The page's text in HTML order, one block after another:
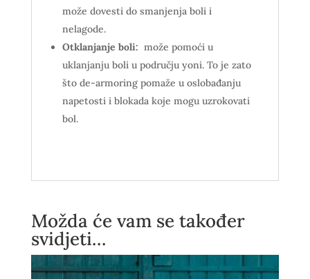
može dovesti do smanjenja boli i
nelagode.
Otklanjanje boli: može pomoći u
uklanjanju boli u području yoni. To je zato
što de-armoring pomaže u oslobađanju
napetosti i blokada koje mogu uzrokovati
bol.
Možda će vam se također
svidjeti…